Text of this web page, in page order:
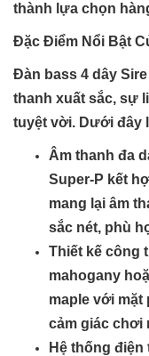
thành lựa chọn
Đặc Điểm Nổi Bật
Đàn bass 4 dây
thanh xuất sắc, sự
tuyệt vời. Dưới đây
Âm thanh đa
Super-P kết
mang lại âm
sắc nét, phù
Thiết kế công
mahogany
maple với mặt
cảm giác chơi
Hệ thống điện